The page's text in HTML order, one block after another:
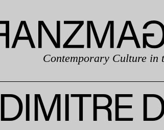
Contemporary Culture in
DIMITRE